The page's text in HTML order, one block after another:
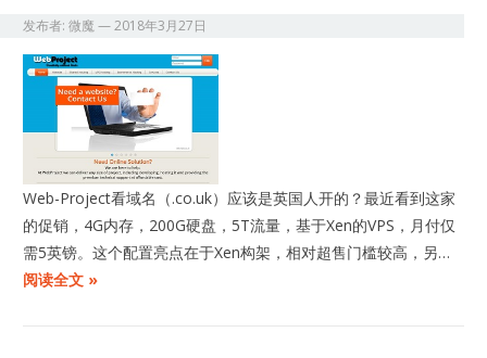
发布者:微魔—2018年3月27日
Web-Project看域名（.co.uk）应该是英国人开的？最近看到这家
的促销，4G内存，200G硬盘，5T流量，基于Xen的VPS，月付仅
需5英镑。这个配置亮点在于Xen构架，相对超售门槛较高，另…
阅读全文 »